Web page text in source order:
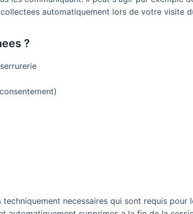
automatiquement lors de votre visite
?
necessaires qui sont requis